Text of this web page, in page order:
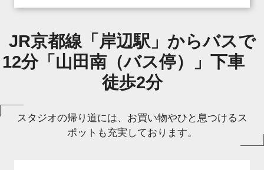
JR京都線「岸辺駅」からバスで
12分「山田南（バス停）」下車
徒歩2分
スタジオの帰り道には、お買い物やひと息つけるス
ポットも充実しております。